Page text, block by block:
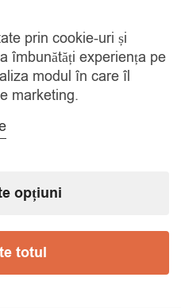
prin cookie-uri și
îmbunătăți experiența pe
modul în care îl
marketing.
opțiuni
totul